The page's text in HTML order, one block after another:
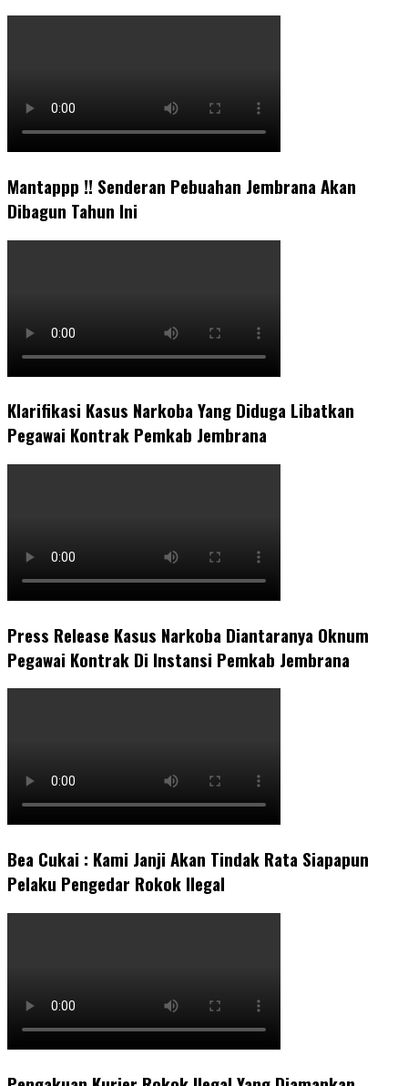
Mantappp !! Senderan Pebuahan Jembrana Akan
Dibagun Tahun Ini
Klarifikasi Kasus Narkoba Yang Diduga Libatkan
Pegawai Kontrak Pemkab Jembrana
Press Release Kasus Narkoba Diantaranya Oknum
Pegawai Kontrak Di Instansi Pemkab Jembrana
Bea Cukai : Kami Janji Akan Tindak Rata Siapapun
Pelaku Pengedar Rokok Ilegal